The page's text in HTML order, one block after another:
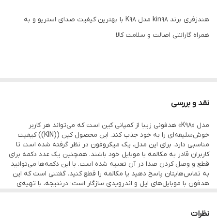
هندزفری برند kin98 مدل K98 با بهترین کیفیت صدای استریو و به
همراه گارانتی اصالت و سلامت کالا
نقد و بررسی
مدل «K98» هدفونی زیبا از کمپانی کین است که می‌تواند هر کاربر
خوش‌سلیقه‌ای را به خود جذب کند. این محصول کین ((KIN)) کیفیت
مناسبی دارد. برای این مدل، یک میکروفون در نظر گرفته‌ شده‌ است تا
کاربران قادر به مکالمه با موبایل خود باشند. همچنین یک عدد دکمه برای
قطع‌ و وصل‌ ‎کردن صدا در آن تعبیه ‌شده است. با این دکمه‌ها می‌توانید
به تماس‌هایتان پاسخ دهید یا مکالمه را قطع کنید. گفتنی ‌است که این
هدفون با موبایل‌های اپل و اندرویدی سازگار است؛ درنتیجه، با تهیه‌ی
نظرات